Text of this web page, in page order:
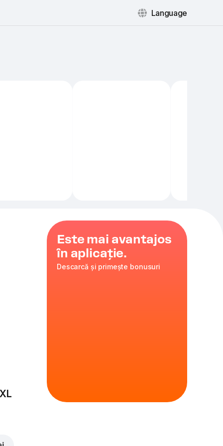
Language
Este mai avantajos
în aplicație.
Descarcă și primește bonusuri